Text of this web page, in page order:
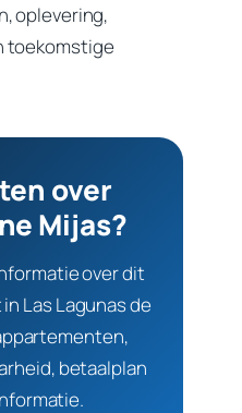
oplevering,
toekomstige
over
Mijas?
over dit
Las Lagunas de
betaalplan